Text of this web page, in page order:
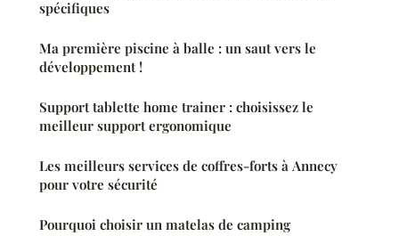
spécifiques
Ma première piscine à balle : un saut vers le
développement !
Support tablette home trainer : choisissez le
meilleur support ergonomique
Les meilleurs services de coffres-forts à Annecy
pour votre sécurité
Pourquoi choisir un matelas de camping